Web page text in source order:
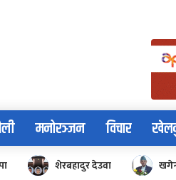
मनोरञ्जन विचार
शेरबहादुर देउवा